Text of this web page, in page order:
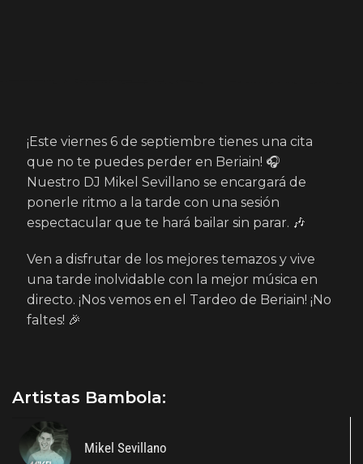
Artistas Bambola:
Mikel Sevillano
¡Este viernes 6 de septiembre tienes una cita
que no te puedes perder en Beriain! 🎧
Nuestro DJ Mikel Sevillano se encargará de
ponerle ritmo a la tarde con una sesión
espectacular que te hará bailar sin parar. 🎶
Ven a disfrutar de los mejores temazos y vive
una tarde inolvidable con la mejor música en
directo. ¡Nos vemos en el Tardeo de Beriain! ¡No
faltes! 🎉